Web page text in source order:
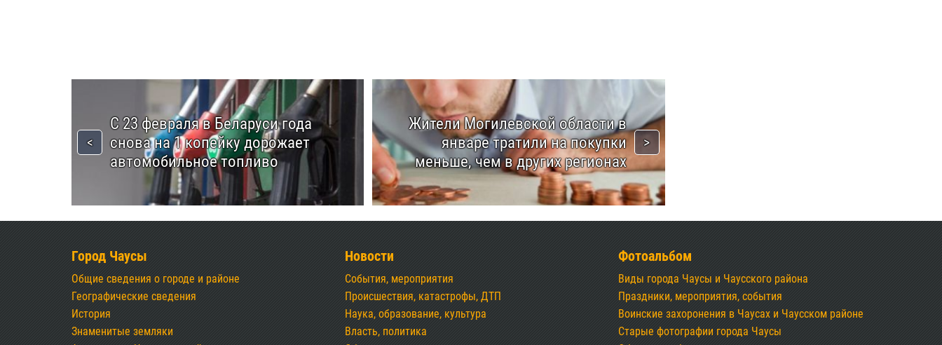
С 23 февраля в Беларуси года
снова на 1 копейку дорожает
автомобильное топливо
Жители Могилевской области в
январе тратили на покупки
меньше, чем в других регионах
Город Чаусы
Общие сведения о городе и районе
Географические сведения
История
Знаменитые земляки
Новости
События, мероприятия
Происшествия, катастрофы, ДТП
Наука, образование, культура
Власть, политика
Фотоальбом
Виды города Чаусы и Чаусского района
Праздники, мероприятия, события
Воинские захоронения в Чаусах и Чаусском районе
Старые фотографии города Чаусы